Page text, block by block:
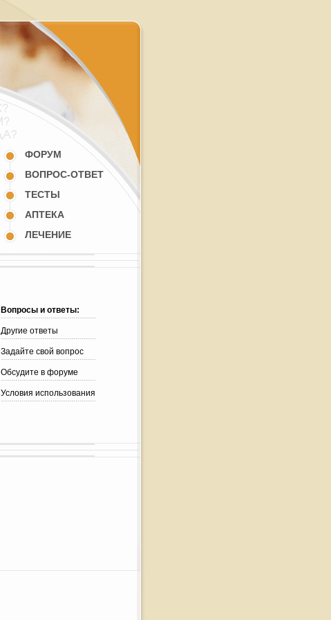
ФОРУМ
ВОПРОС-ОТВЕТ
ТЕСТЫ
АПТЕКА
ЛЕЧЕНИЕ
Вопросы и ответы:
Другие ответы
Задайте свой вопрос
Обсудите в форуме
Условия использования